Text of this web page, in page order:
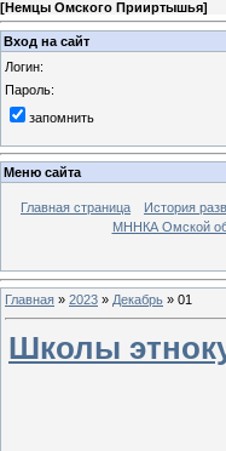
[Немцы Омского Прииртышья]
Вход на сайт
Логин:
Пароль:
запомнить
Меню сайта
Главная страница История
МННКА Омской
Главная » 2023 » Декабрь » 01
Школы